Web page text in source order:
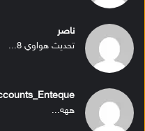
ناصر
تحديث هواوي 8...
ههه...